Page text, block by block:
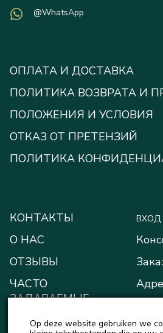
@WhatsApp
ОПЛАТА И ДОСТАВКА
ПОЛИТИКА ВОЗВРАТА И
ПОЛОЖЕНИЯ И УСЛОВИЯ
ОТКАЗ ОТ ПРЕТЕНЗИЙ
ПОЛИТИКА
КОНТАКТЫ
О НАС
ОТЗЫВЫ
ЧАСТО
ЗАДАВАЕМЫЕ
ВХОД
Мой
Op deze website gebruiken we